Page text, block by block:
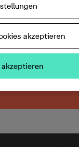
jetzt
akzeptieren